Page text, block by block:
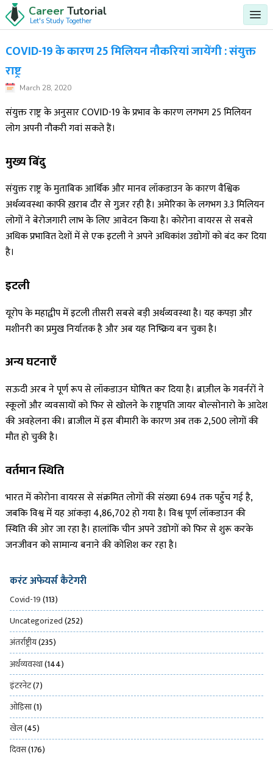
Career Tutorial
Let's Study Together
COVID-19 के कारण 25 मिलियन नौकरियां जायेंगी : संयुक्त
राष्ट्र
March 28, 2020
संयुक्त राष्ट्र के अनुसार COVID-19 के प्रभाव के कारण लगभग 25 मिलियन
लोग अपनी नौकरी गवां सकते हैं।
मुख्य बिंदु
संयुक्त राष्ट्र के मुताबिक आर्थिक और मानव लॉकडाउन के कारण वैश्विक
अर्थव्यवस्था काफी ख़राब दौर से गुज़र रही है। अमेरिका के लगभग 3.3 मिलियन
लोगों ने बेरोजगारी लाभ के लिए आवेदन किया है। कोरोना वायरस से सबसे
अधिक प्रभावित देशों में से एक इटली ने अपने अधिकांश उद्योगों को बंद कर दिया
है।
इटली
यूरोप के महाद्वीप में इटली तीसरी सबसे बड़ी अर्थव्यवस्था है। यह कपड़ा और
मशीनरी का प्रमुख निर्यातक है और अब यह निष्क्रिय बन चुका है।
अन्य घटनाएँ
सऊदी अरब ने पूर्ण रूप से लॉकडाउन घोषित कर दिया है। ब्राज़ील के गवर्नरों ने
स्कूलों और व्यवसायों को फिर से खोलने के राष्ट्रपति जायर बोल्सोनारो के आदेश
की अवहेलना की। ब्राजील में इस बीमारी के कारण अब तक 2,500 लोगों की
मौत हो चुकी है।
वर्तमान स्थिति
भारत में कोरोना वायरस से संक्रमित लोगों की संख्या 694 तक पहुँच गई है,
जबकि विश्व में यह आंकड़ा 4,86,702 हो गया है। विश्व पूर्ण लॉकडाउन की
स्थिति की ओर जा रहा है। हालांकि चीन अपने उद्योगों को फिर से शुरू करके
जनजीवन को सामान्य बनाने की कोशिश कर रहा है।
करंट अफेयर्स कैटेगरी
Covid-19(113)
Uncategorized(252)
अंतर्राष्ट्रीय(235)
अर्थव्यवस्था(144)
इंटरनेट(7)
ओड़िसा(1)
खेल(45)
दिवस(176)